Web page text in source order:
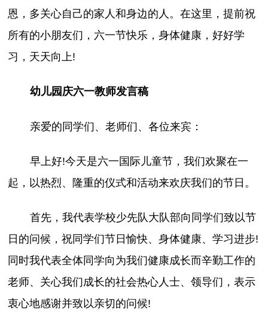
恩，多关心自己的家人和身边的人。在这里，提前祝
所有的小朋友们，六一节快乐，身体健康，好好学
习，天天向上!
幼儿园庆六一教师发言稿
亲爱的同学们、老师们、各位来宾：
早上好!今天是六一国际儿童节，我们欢聚在一
起，以热烈、隆重的仪式和活动来欢庆我们的节日。
首先，我代表学校少先队大队部向同学们致以节
日的问候，祝同学们节日愉快、身体健康、学习进步!
同时我代表全体同学向为我们健康成长而辛勤工作的
老师、关心我们成长的社会热心人士、领导们，表示
衷心地感谢并致以亲切的问候!